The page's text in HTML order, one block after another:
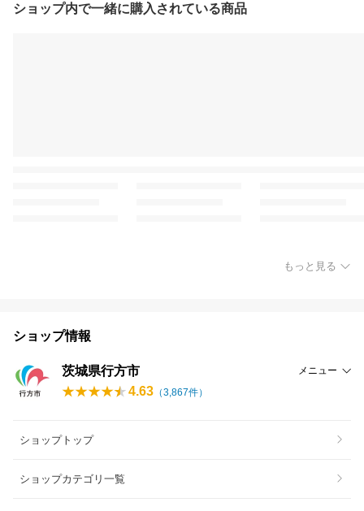
ショップ内で一緒に購入されている商品
もっと見る
ショップ情報
茨城県行方市 メニュー
4.63 （3,867件）
ショップトップ
ショップカテゴリ一覧